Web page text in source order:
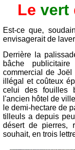
Le vert
Est-ce que,
envisagerait de
Derrière la
bâche
commercial de
illégal et coûteux
celui des fouilles
l'ancien hôtel de
le demi-hectare de
tilleuls a depuis
désert de pierres,
souhait, en trois